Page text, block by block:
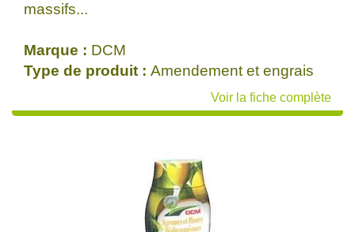
massifs...
Marque : DCM
Type de produit : Amendement et engrais
Voir la fiche complète